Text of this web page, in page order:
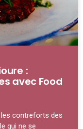
:
avec Food
les contreforts des
qui ne se